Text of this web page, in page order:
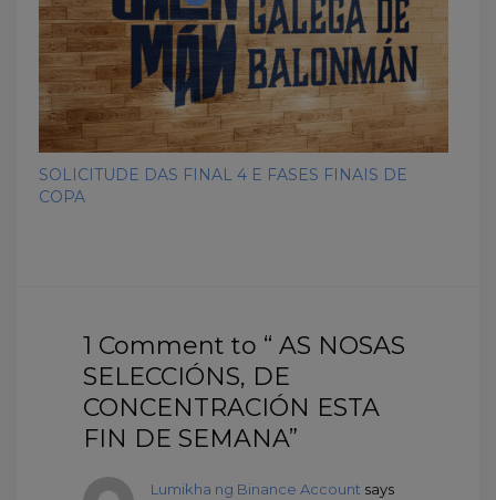
SOLICITUDE DAS FINAL 4 E FASES FINAIS DE
COPA
1 Comment to “ AS NOSAS
SELECCIÓNS, DE
CONCENTRACIÓN ESTA
FIN DE SEMANA”
Lumikha ng Binance Account says